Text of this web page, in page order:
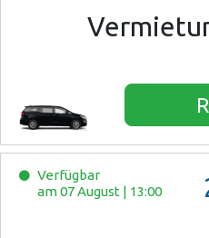
Verfügbar
am 07 August | 13:00